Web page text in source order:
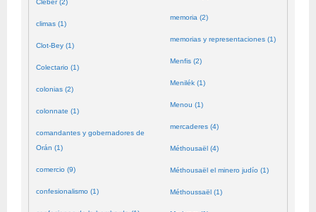
Cléber (2)
climas (1)
Clot-Bey (1)
Colectario (1)
colonias (2)
colonnate (1)
comandantes y gobernadores de
Orán (1)
comercio (9)
confesionalismo (1)
memoria (2)
memorias y representaciones (1)
Menfis (2)
Menilék (1)
Menou (1)
mercaderes (4)
Méthousaël (4)
Méthousaël el minero judío (1)
Méthoussaël (1)